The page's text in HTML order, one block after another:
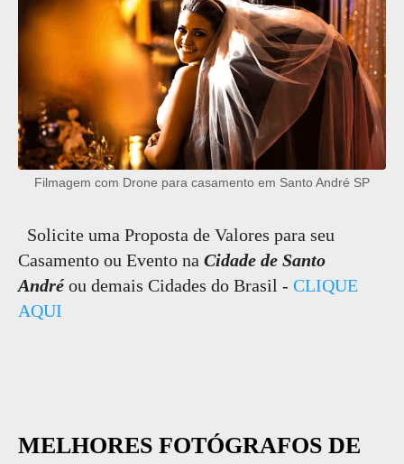
Filmagem com Drone para casamento em Santo André SP
Solicite uma Proposta de Valores para seu
Casamento ou Evento na Cidade de Santo
Andréou demais Cidades do Brasil - CLIQUE
AQUI
MELHORES FOTÓGRAFOS DE